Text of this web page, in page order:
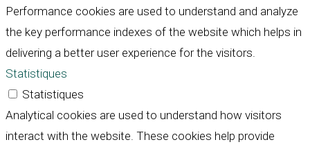
Performance cookies are used to understand and analyze
the key performance indexes of the website which helps in
delivering a better user experience for the visitors.
Statistiques
Statistiques
Analytical cookies are used to understand how visitors
interact with the website. These cookies help provide